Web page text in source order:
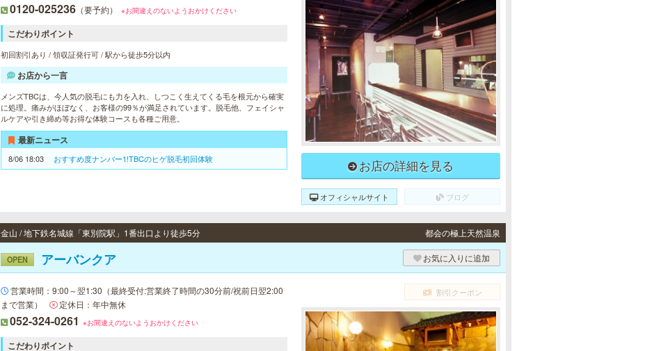
0120-025236 （要予約） ※お間違えのないようおかけください
こだわりポイント
初回割引あり / 領収証発行可 / 駅から徒歩5分以内
お店から一言
メンズTBCは、今人気の脱毛にも力を入れ、しつこく生えてくる毛を根元から確実
に処理。痛みがほぼなく、お客様の99％が満足されています。脱毛他、フェイシャ
ルケアや引き締め等お得な体験コースも各種ご用意。
最新ニュース
8/06 18:03 おすすめ度ナンバー1!TBCのヒゲ脱毛初回体験 お店の詳細を見る
オフィシャルサイト ブログ
金山 / 地下鉄名城線「東別院駅」1番出口より徒歩5分 都会の極上天然温泉
OPEN アーバンクア お気に入りに追加
営業時間：9:00～翌1:30（最終受付:営業終了時間の30分前/祝前日翌2:00
まで営業）
定休日：年中無休
052-324-0261 ※お間違えのないようおかけください
こだわりポイント
割引クーポン